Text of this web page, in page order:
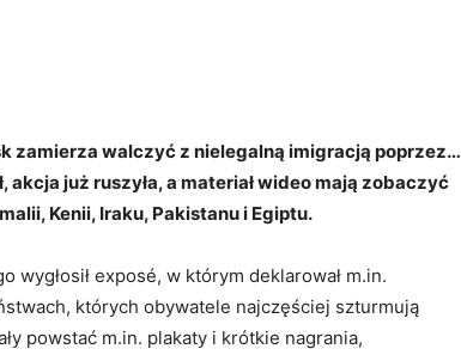
zamierza walczyć z nielegalną imigracją poprzez…
już ruszyła, a materiał wideo mają zobaczyć
Kenii, Iraku, Pakistanu i Egiptu.
exposé, w którym deklarował m.in.
których obywatele najczęściej szturmują
powstać m.in. plakaty i krótkie nagrania,